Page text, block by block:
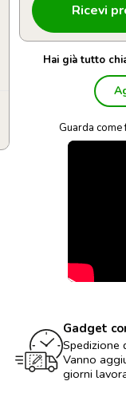
Hai già tutto
Guarda come
Gadget
Spedizione
Vanno
giorni